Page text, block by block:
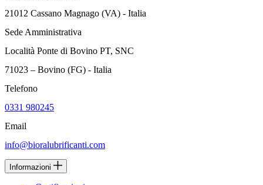
21012 Cassano Magnago (VA) - Italia
Sede Amministrativa
Località Ponte di Bovino PT, SNC
71023 – Bovino (FG) - Italia
Telefono
0331 980245
Email
info@bioralubrificanti.com
Informazioni